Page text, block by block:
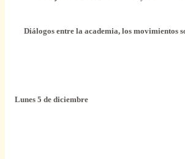
Diálogos entre la academia, los movimientos
Lunes 5 de diciembre